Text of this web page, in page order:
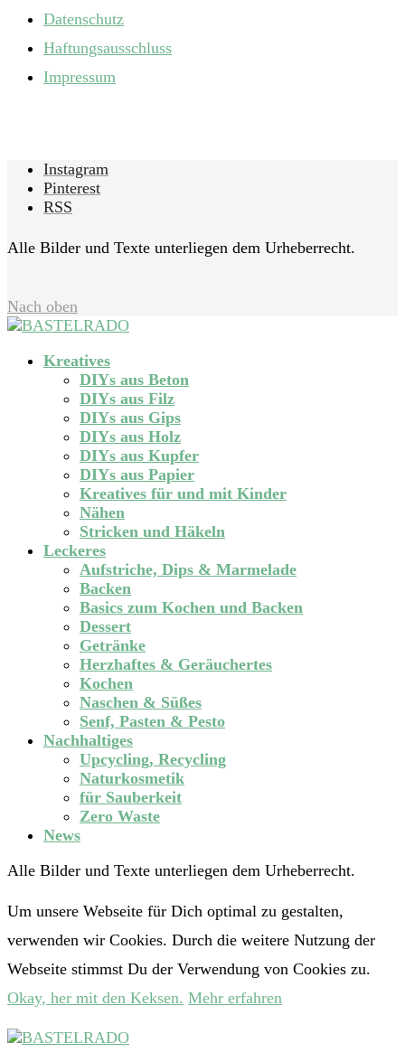
Datenschutz
Haftungsausschluss
Impressum
Instagram
Pinterest
RSS
Alle Bilder und Texte unterliegen dem Urheberrecht.
Nach oben
Kreatives
DIYs aus Beton
DIYs aus Filz
DIYs aus Gips
DIYs aus Holz
DIYs aus Kupfer
DIYs aus Papier
Kreatives für und mit Kinder
Nähen
Stricken und Häkeln
Leckeres
Aufstriche, Dips & Marmelade
Backen
Basics zum Kochen und Backen
Dessert
Getränke
Herzhaftes & Geräuchertes
Kochen
Naschen & Süßes
Senf, Pasten & Pesto
Nachhaltiges
Upcycling, Recycling
Naturkosmetik
für Sauberkeit
Zero Waste
News
Alle Bilder und Texte unterliegen dem Urheberrecht.
Um unsere Webseite für Dich optimal zu gestalten,
verwenden wir Cookies. Durch die weitere Nutzung der
Webseite stimmst Du der Verwendung von Cookies zu.
Okay, her mit den Keksen. Mehr erfahren